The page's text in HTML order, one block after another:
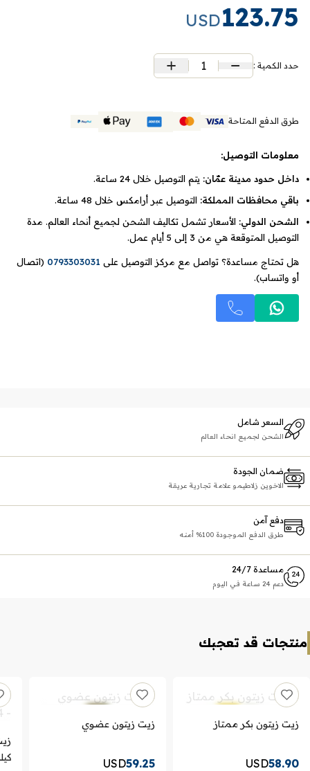
123.75
USD
حدد الكمية : 1
طرق الدفع المتاحة
معلومات التوصيل:
داخل حدود مدينة عمّان: يتم التوصيل خلال 24 ساعة.
باقي محافظات المملكة: التوصيل عبر أرامكس خلال 48 ساعة.
الشحن الدولي: الأسعار تشمل تكاليف الشحن لجميع أنحاء العالم. مدة
التوصيل المتوقعة هي من 3 إلى 5 أيام عمل.
هل تحتاج مساعدة؟ تواصل مع مركز التوصيل على 0793303031 (اتصال
أو واتساب).
السعر شامل
الشحن لجميع انحاء العالم
ضمان الجودة
الاخوين زلاطيمو علامة تجارية عريقة
دفع آمن
طرق الدفع الموجودة 100% أمنه
مساعدة 24/7
دعم 24 ساعة في اليوم
منتجات قد تعجبك
زيت زيتون بكر ممتاز
58.90
USD
زيت زيتون عضوي
59.25
USD